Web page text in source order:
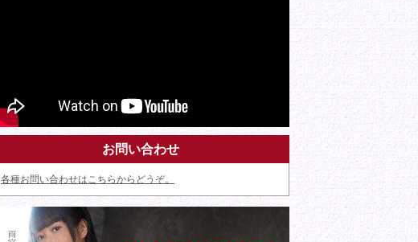
お問い合わせ
各種お問い合わせはこちらからどうぞ。